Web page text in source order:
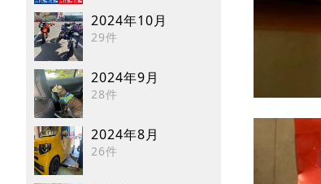
2024年10月
29件
2024年9月
28件
2024年8月
26件